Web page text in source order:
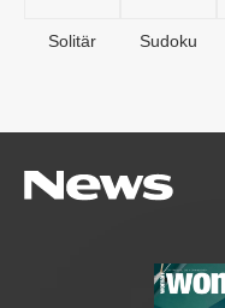
Solitär Sudoku